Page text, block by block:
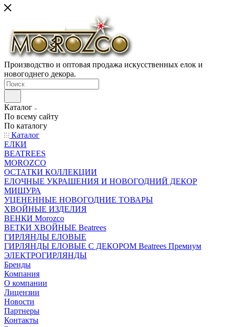
Производство и оптовая продажа искусственных елок и
новогоднего декора.
Каталог
По всему сайту
По каталогу
Каталог
ЕЛКИ
BEATREES
MOROZCO
ОСТАТКИ КОЛЛЕКЦИИ
ЕЛОЧНЫЕ УКРАШЕНИЯ И НОВОГОДНИЙ ДЕКОР
МИШУРА
УЦЕНЕННЫЕ НОВОГОДНИЕ ТОВАРЫ
ХВОЙНЫЕ ИЗДЕЛИЯ
ВЕНКИ Morozco
ВЕТКИ ХВОЙНЫЕ Beatrees
ГИРЛЯНДЫ ЕЛОВЫЕ
ГИРЛЯНДЫ ЕЛОВЫЕ С ДЕКОРОМ Beatrees Премиум
ЭЛЕКТРОГИРЛЯНДЫ
Бренды
Компания
О компании
Лицензии
Новости
Партнеры
Контакты